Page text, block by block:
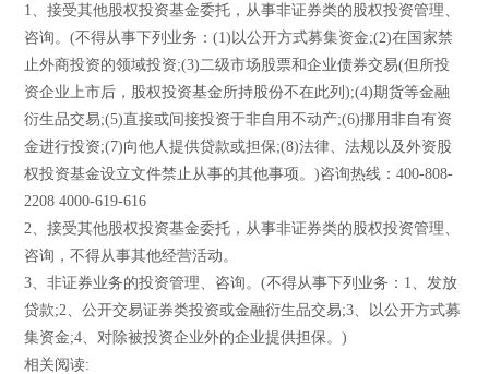
1、接受其他股权投资基金委托，从事非证券类的股权投资管理、
咨询。(不得从事下列业务：(1)以公开方式募集资金;(2)在国家禁
止外商投资的领域投资;(3)二级市场股票和企业债券交易(但所投
资企业上市后，股权投资基金所持股份不在此列);(4)期货等金融
衍生品交易;(5)直接或间接投资于非自用不动产;(6)挪用非自有资
金进行投资;(7)向他人提供贷款或担保;(8)法律、法规以及外资股
权投资基金设立文件禁止从事的其他事项。)咨询热线：400-808-
2208 4000-619-616
2、接受其他股权投资基金委托，从事非证券类的股权投资管理、
咨询，不得从事其他经营活动。
3、非证券业务的投资管理、咨询。(不得从事下列业务：1、发放
贷款;2、公开交易证券类投资或金融衍生品交易;3、以公开方式募
集资金;4、对除被投资企业外的企业提供担保。)
相关阅读: